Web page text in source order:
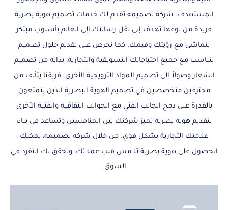
المستهدف. شركة تصميمه تقدم لك خدمات تصميم هوية بصرية
فريدة من نوعها تهدف إلى نقل رسالتك إلى العالم بأسلوب مبتكر
يتماشى مع رؤيتك وقيمك. كما نحرص على تقديم حلول تصميم
تتناسب مع جميع احتياجاتك التسويقية والتجارية، بداية من تصميم
الشعار وصولاً إلى تصميم المواد الترويجية الأخرى. فريقنا يتألف من
محترفين متخصصين في تصميم الهوية البصرية الذين يتمتعون
بالقدرة على دمج الجانب الفني مع الجوانب الثقافية والفنية الأخرى
لتقديم هوية بصرية تميز شركتك بين المنافسين وتساعد في بناء
علامتك التجارية بشكل قوي. من خلال شركة تصميمه، يمكنك
الحصول على هوية بصرية تلامس قلب عملائك، وتحقق لك التفرد في
السوق.